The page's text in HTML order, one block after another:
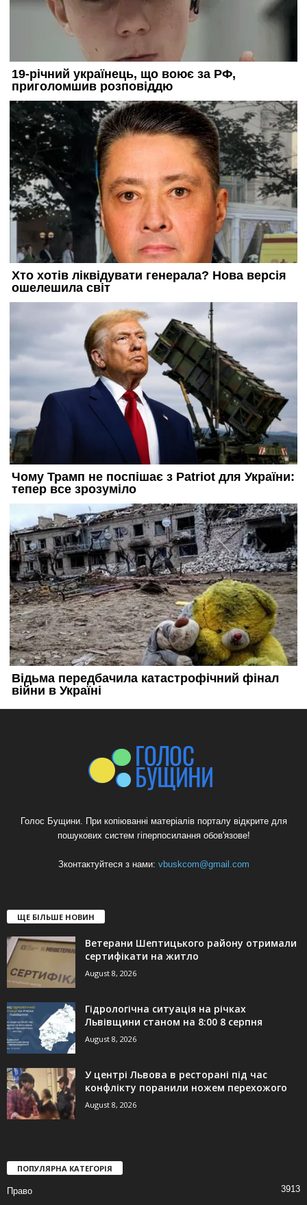
Голос Бущини. При копіюванні матеріалів порталу відкрите для
пошукових систем гіперпосилання обов'язове!
Зконтактуйтеся з нами: vbuskcom@gmail.com
ЩЕ БІЛЬШЕ НОВИН
Ветерани Шептицького району отримали
сертифікати на житло
August 8, 2026
Гідрологічна ситуація на річках
Львівщини станом на 8:00 8 серпня
August 8, 2026
У центрі Львова в ресторані під час
конфлікту поранили ножем перехожого
August 8, 2026
ПОПУЛЯРНА КАТЕГОРІЯ
Право
3913